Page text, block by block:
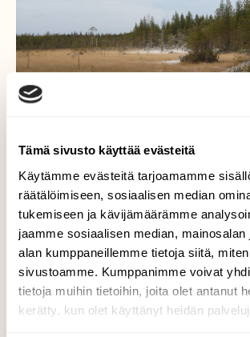
Tämä sivusto käyttää evästeitä
Käytämme evästeitä tarjoamamme
räätälöimiseen, sosiaalisen median
tukemiseen ja kävijämäärämme
jaamme sosiaalisen median,
alan kumppaneillemme tietoja siitä,
sivustoamme. Kumppanimme voivat
tietoja muihin tietoihin, joita olet antanut
kerätty, kun olet käyttänyt heidän
Syyspäivä
Valokuvaaja: yrjo lukkari, Simo /